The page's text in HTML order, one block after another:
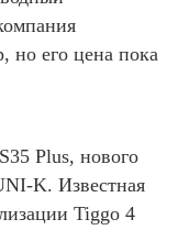
но его цена пока
Plus, нового
K. Известная
Tiggo 4